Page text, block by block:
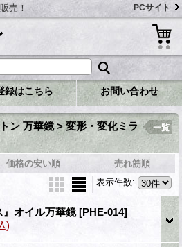
売！ PCサイト
録はこちら お問い合わせ
ン 万華鏡 > 変形・変化ミラ
一覧
価格の安い順
売れ筋順
表示件数:
』オイル万華鏡[PHE-014]
)